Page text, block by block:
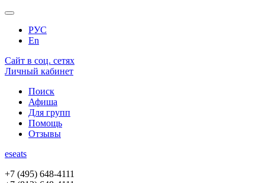
РУС
En
Сайт в соц. сетях
Личный кабинет
Поиск
Афиша
Для групп
Помощь
Отзывы
eseats
+7 (495) 648-4111